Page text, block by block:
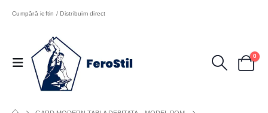
Cumpără ieftin / Distribuim direct
0